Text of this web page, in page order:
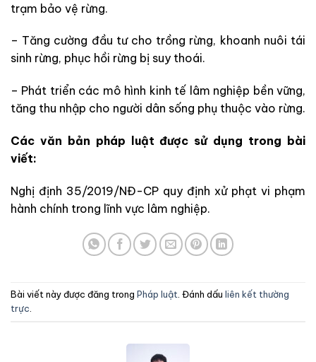
trạm bảo vệ rừng.
– Tăng cường đầu tư cho trồng rừng, khoanh nuôi tái
sinh rừng, phục hồi rừng bị suy thoái.
– Phát triển các mô hình kinh tế lâm nghiệp bền vững,
tăng thu nhập cho người dân sống phụ thuộc vào rừng.
Các văn bản pháp luật được sử dụng trong bài
viết:
Nghị định 35/2019/NĐ-CP quy định xử phạt vi phạm
hành chính trong lĩnh vực lâm nghiệp.
Bài viết này được đăng trong Pháp luật . Đánh dấu liên kết thường
trực